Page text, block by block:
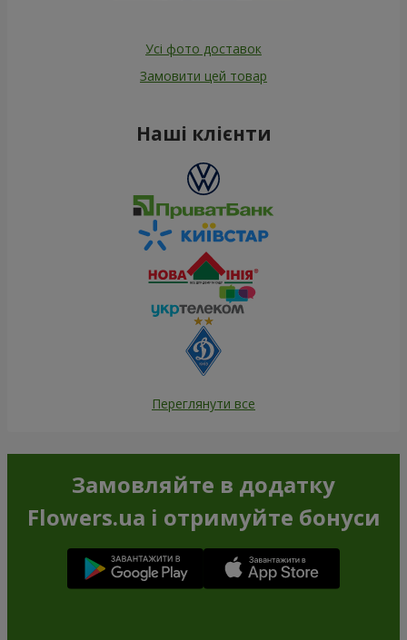
Усі фото доставок
Замовити цей товар
Наші клієнти
Переглянути все
Замовляйте в додатку
Flowers.ua і отримуйте бонуси